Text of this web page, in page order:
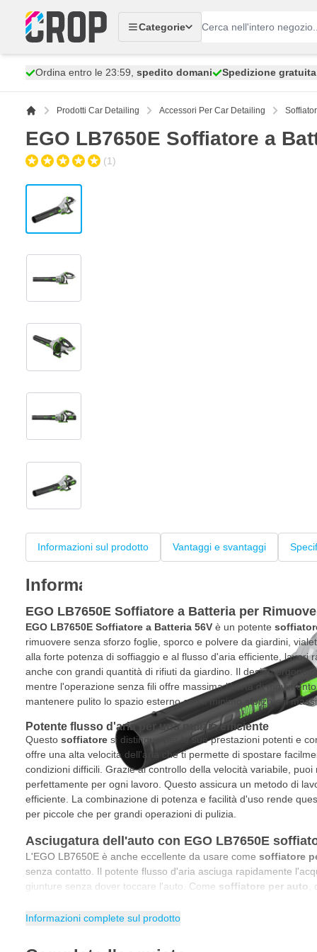
Categorie
Ordina entro le 23:59, spedito domani Spedizione gratuita
Prodotti Car Detailing Accessori Per Car Detailing
EGO LB7650E Soffiatore a
(1)
Informazioni sul prodotto Vantaggi e svantaggi
Informazioni sul prodotto
EGO LB7650E Soffiatore a Batteria per
EGO LB7650E Soffiatore a Batteria 56V è un potente
rimuovere senza sforzo foglie, sporco e polvere da giardini,
alla forte potenza di soffiaggio e al flusso d'aria efficiente, lavori
anche con grandi quantità di rifiuti da giardino. Il design
mentre l'operazione senza fili offre massima libertà di
mantenere pulito lo spazio esterno con il minimo sforzo e il
Potente flusso d'aria per una pulizia efficiente
Questo soffiatore si distingue per le sue prestazioni potenti e
offre una alta velocità dell'aria che ti permette di spostare
condizioni difficili. Grazie al controllo della velocità variabile, puoi
perfettamente per ogni lavoro. Questo assicura un metodo di
efficiente. La combinazione di potenza e facilità d'uso rende
per piccole che per grandi operazioni di pulizia.
Asciugatura dell'auto con EGO LB7650E
L'EGO LB7650E è anche eccellente da usare come soffiatore
senza contatto. Il potente flusso d'aria asciuga rapidamente
giunture senza dover toccare l'auto. Come soffiatore per auto
regolabile, lavori in modo controllato e asciughi sia grandi
Informazioni complete sul prodotto